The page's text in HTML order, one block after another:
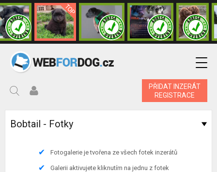
PŘIDAT INZERÁT
REGISTRACE
Bobtail - Fotky
Fotogalerie je tvořena ze všech fotek inzerátů
Galerii aktivujete kliknutím na jednu z fotek